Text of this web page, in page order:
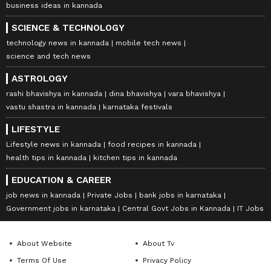
business ideas in kannada
SCIENCE & TECHNOLOGY
technology news in kannada
mobile tech news
science and tech news
ASTROLOGY
rashi bhavishya in kannada dina bhavishya
vara bhavishya
vastu shastra in kannada
karnataka festivals
LIFESTYLE
Lifestyle news in kannada
food recipes in kannada
health tips in kannada
kitchen tips in kannada
EDUCATION & CAREER
job news in kannada Private Jobs
bank jobs in karnataka
Government jobs in karnataka
Central Govt Jobs in Kannada IT Jobs
About Website
About Tv
Terms Of Use
Privacy Policy